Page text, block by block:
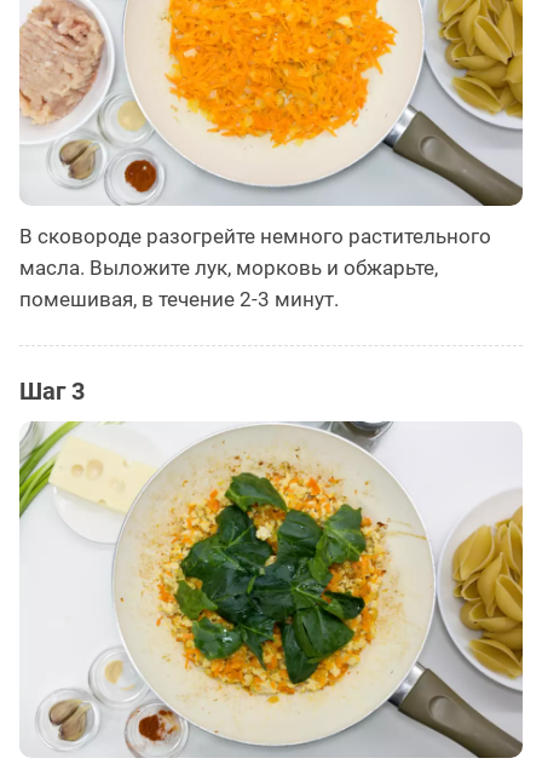
В сковороде разогрейте немного растительного
масла. Выложите лук, морковь и обжарьте,
помешивая, в течение 2-3 минут.
Шаг 3